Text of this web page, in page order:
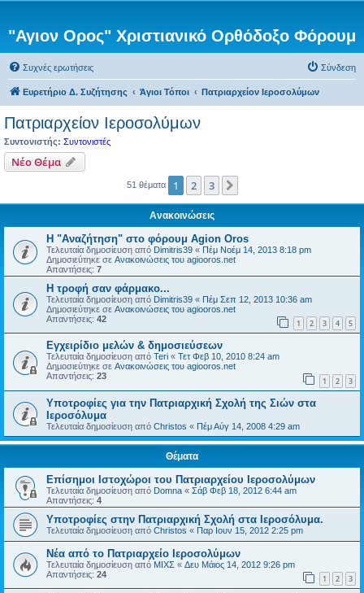
"Αγιον Ορος" Χριστιανικό Ορθόδοξο Φόρουμ
Συχνές ερωτήσεις Σύνδεση
Ευρετήριο Δ. Συζήτησης Άγιοι Τόποι Πατριαρχείον Ιεροσολύμων
Πατριαρχείον Ιεροσολύμων
Συντονιστής: Συντονιστές
Νέο Θέμα
51 θέματα 1 2 3
Ανακοινώσεις
Η "Αναζήτηση" στο φόρουμ Agion Oros
Τελευταία δημοσίευση από Dimitris39 « Πέμ Νοέμ 14, 2013 8:18 pm
Δημοσιεύτηκε σε Ανακοινώσεις του agiooros.net
Απαντήσεις: 7
H τροφή σαν φάρμακο...
Τελευταία δημοσίευση από Dimitris39 « Πέμ Σεπ 12, 2013 10:36 am
Δημοσιεύτηκε σε Ανακοινώσεις του agiooros.net
Απαντήσεις: 42 1 2 3 4 5
Εγχειρίδιο μελών & δημοσιεύσεων
Τελευταία δημοσίευση από Teri « Τετ Φεβ 10, 2010 8:24 am
Δημοσιεύτηκε σε Ανακοινώσεις του agiooros.net
Απαντήσεις: 23 1 2 3
Υποτροφίες για την Πατριαρχική Σχολή της Σιών στα
Ιεροσόλυμα
Τελευταία δημοσίευση από Christos « Πέμ Αύγ 14, 2008 4:29 am
Θέματα
Επίσημοι Ιστοχώροι του Πατριαρχείου Ιεροσολύμων
Τελευταία δημοσίευση από Domna « Σάβ Φεβ 18, 2012 6:44 am
Απαντήσεις: 4
Υποτροφίες στην Πατριαρχική Σχολή στα Ιεροσόλυμα.
Τελευταία δημοσίευση από Christos « Παρ Ιουν 15, 2012 2:25 pm
Νέα από το Πατριαρχείο Ιεροσολύμων
Τελευταία δημοσίευση από ΜΙΧΣ « Δευ Μάιος 14, 2012 9:26 pm
Απαντήσεις: 24 1 2 3